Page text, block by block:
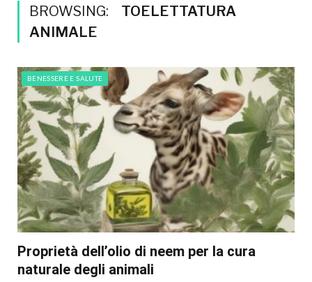
BROWSING:
TOELETTATURA
ANIMALE
BENESSERE E SALUTE
Proprietà dell’olio di neem per la cura
naturale degli animali